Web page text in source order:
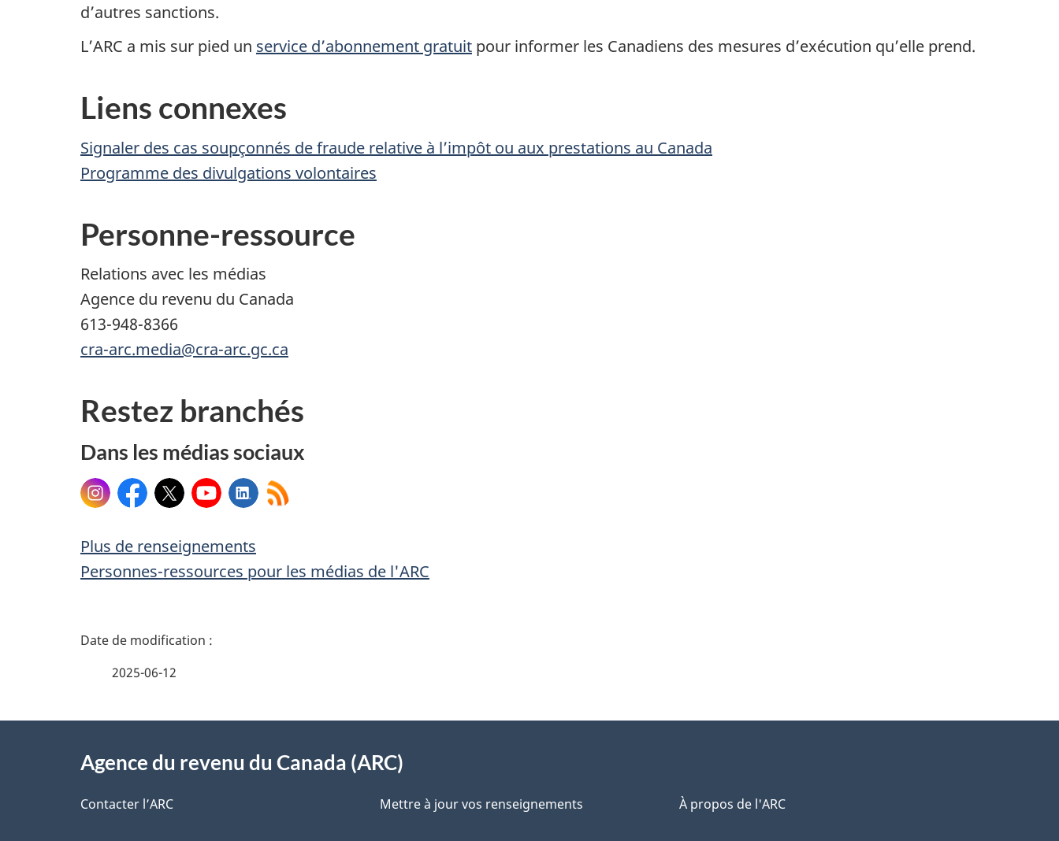
d’autres sanctions.
L’ARC a mis sur pied un service d’abonnement gratuit pour informer les Canadiens des mesures d’exécution qu’elle prend.
Liens connexes
Signaler des cas soupçonnés de fraude relative à l’impôt ou aux prestations au Canada
Programme des divulgations volontaires
Personne-ressource
Relations avec les médias
Agence du revenu du Canada
613-948-8366
cra-arc.media@cra-arc.gc.ca
Restez branchés
Dans les médias sociaux
InstagramFacebook
X YouTubeLinkedIn
Plus de renseignements
Personnes-ressources pour les médias de l'ARC
D
a
l
2025-06-12
proposAgence du revenu du Canada (ARC)
Contacter l’ARC Mettre à jour vos renseignements À propos de l'ARC